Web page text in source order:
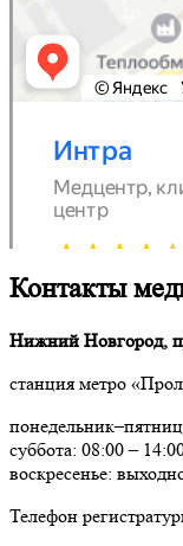
Контакты
Нижний Новгород,
станция метро
суббота: 08:00 –
воскресенье:
Телефон